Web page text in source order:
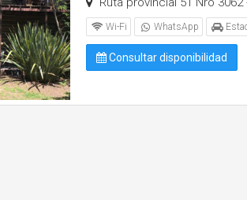
Wi-Fi WhatsApp
Consultar disponibilidad